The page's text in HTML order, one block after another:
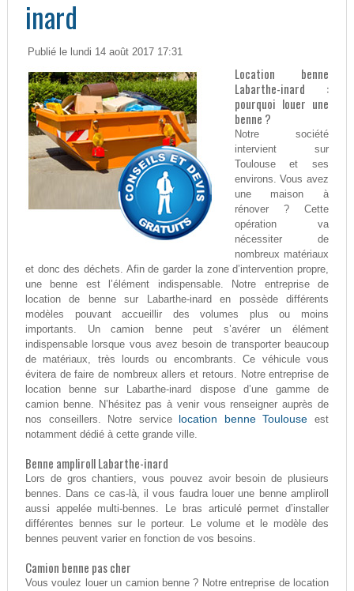
inard
Publié le lundi 14 août 2017 17:31
Location benne
Labarthe-inard :
pourquoi louer une
benne ?
Notre société
intervient sur
Toulouse et ses
environs. Vous avez
une maison à
rénover ? Cette
opération va
nécessiter de
nombreux matériaux
et donc des déchets. Afin de garder la zone d’intervention propre,
une benne est l’élément indispensable. Notre entreprise de
location de benne sur Labarthe-inard en possède différents
modèles pouvant accueillir des volumes plus ou moins
importants. Un camion benne peut s’avérer un élément
indispensable lorsque vous avez besoin de transporter beaucoup
de matériaux, très lourds ou encombrants. Ce véhicule vous
évitera de faire de nombreux allers et retours. Notre entreprise de
location benne sur Labarthe-inard dispose d’une gamme de
camion benne. N’hésitez pas à venir vous renseigner auprès de
nos conseillers. Notre service location benne Toulouse est
notamment dédié à cette grande ville.
Benne ampliroll Labarthe-inard
Lors de gros chantiers, vous pouvez avoir besoin de plusieurs
bennes. Dans ce cas-là, il vous faudra louer une benne ampliroll
aussi appelée multi-bennes. Le bras articulé permet d’installer
différentes bennes sur le porteur. Le volume et le modèle des
bennes peuvent varier en fonction de vos besoins.
Camion benne pas cher
Vous voulez louer un camion benne ? Notre entreprise de location